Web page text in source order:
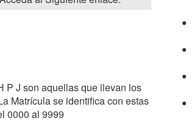
P J son aquellas que llevan los
Matrícula se identifica con estas
0000 al 9999